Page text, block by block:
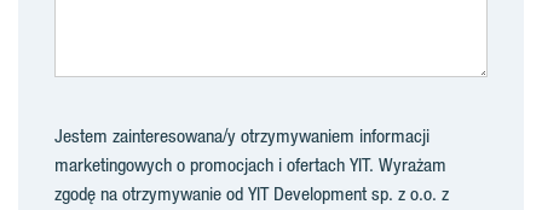
Jestem zainteresowana/y otrzymywaniem informacji
marketingowych o promocjach i ofertach YIT. Wyrażam
zgodę na otrzymywanie od YIT Development sp. z o.o. z